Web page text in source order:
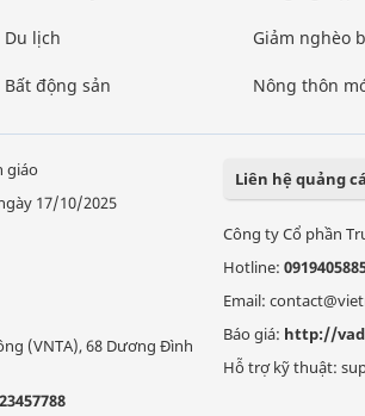
Du lịch
Bất động sản
Giảm nghèo
Nông thôn
giáo
17/10/2025
(VNTA), 68 Dương Đình
Liên hệ quảng
Công ty Cổ phần
Hotline:
Email:
Báo giá: http://
Hỗ trợ kỹ thuật: